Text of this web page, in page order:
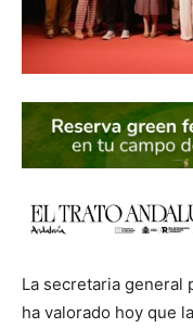
La secretaria general
ha valorado hoy que